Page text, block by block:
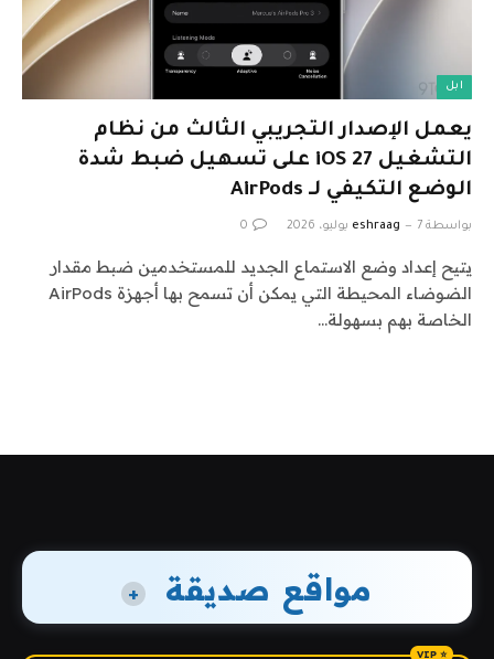
ابل
يعمل الإصدار التجريبي الثالث من نظام
التشغيل iOS 27 على تسهيل ضبط شدة
الوضع التكيفي لـ AirPods
بواسطة eshraag 7 يوليو، 2026 0
يتيح إعداد وضع الاستماع الجديد للمستخدمين ضبط مقدار
الضوضاء المحيطة التي يمكن أن تسمح بها أجهزة AirPods
الخاصة بهم بسهولة…
مواقع صديقة +